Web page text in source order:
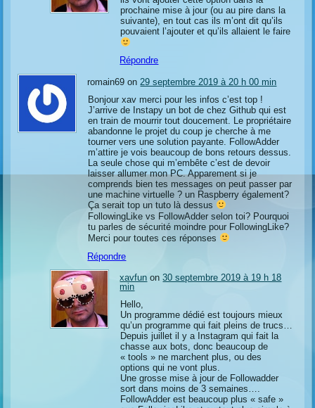
prochaine mise à jour (ou au pire dans la
suivante), en tout cas ils m’ont dit qu’ils
pouvaient l’ajouter et qu’ils allaient le faire
Répondre
romain69 on 29 septembre 2019 à 20 h 00 min
Bonjour xav merci pour les infos c’est top !
J’arrive de Instapy un bot de chez Github qui est
en train de mourrir tout doucement. Le propriétaire
abandonne le projet du coup je cherche à me
tourner vers une solution payante. FollowAdder
m’attire je vois beaucoup de bons retours dessus.
La seule chose qui m’embête c’est de devoir
laisser allumer mon PC. Apparement si je
comprends bien tes messages on peut passer par
une machine virtuelle ? un Raspberry également?
Ça serait top un tuto là dessus
FollowingLike vs FollowAdder selon toi? Pourquoi
tu parles de sécurité moindre pour FollowingLike?
Merci pour toutes ces réponses
Répondre
xavfun on30 septembre 2019 à 19 h 18
min
Hello,
Un programme dédié est toujours mieux
qu’un programme qui fait pleins de trucs…
Depuis juillet il y a Instagram qui fait la
chasse aux bots, donc beaucoup de
« tools » ne marchent plus, ou des
options qui ne vont plus.
Une grosse mise à jour de Followadder
sort dans moins de 3 semaines….
FollowAdder est beaucoup plus « safe »